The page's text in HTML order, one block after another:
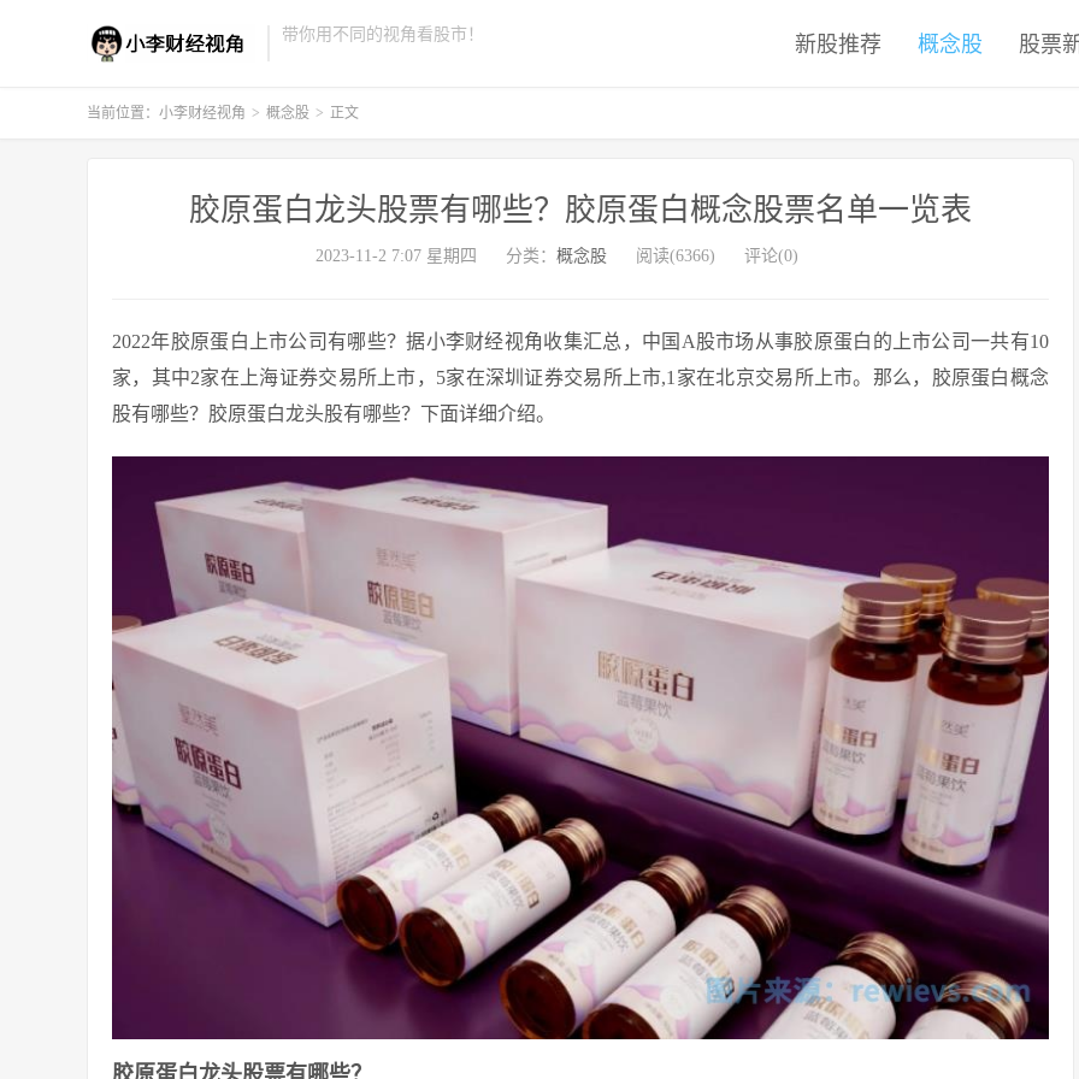
带你用不同的视角看股市！ 新股推荐 概念股 股票
当前位置： 小李财经视角 > 概念股 > 正文
胶原蛋白龙头股票有哪些？胶原蛋白概念股票名单一览表
2023-11-2 7:07 星期四 分类： 概念股 阅读(6366) 评论(0)
2022年胶原蛋白上市公司有哪些？据小李财经视角收集汇总，中国A股市场从事胶原蛋白的上市公司一共有10
家，其中2家在上海证券交易所上市，5家在深圳证券交易所上市,1家在北京交易所上市。那么，胶原蛋白概念
股有哪些？胶原蛋白龙头股有哪些？下面详细介绍。